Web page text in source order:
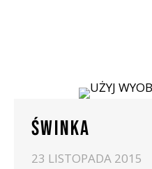
ŚWINKA
23 LISTOPADA 2015